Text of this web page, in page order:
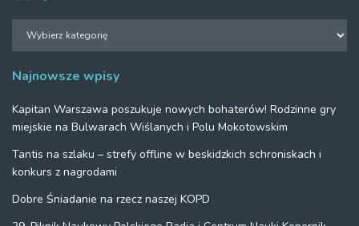
Najnowsze wpisy
Kapitan Warszawa poszukuje nowych bohaterów! Rodzinne gry
miejskie na Bulwarach Wiślanych i Polu Mokotowskim
Tantis na szlaku – strefy offline w beskidzkich schroniskach i
konkurs z nagrodami
Dobre Śniadanie na rzecz naszej KOPD